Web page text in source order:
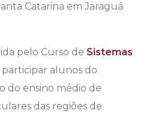
Catarina em Jaraguá
pelo Curso de Sistemas
participar alunos do
do ensino médio de
das regiões de